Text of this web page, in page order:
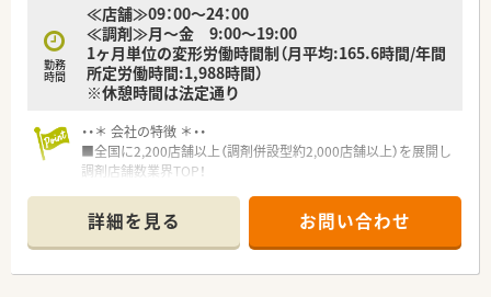
勤務
時間
≪店舗≫09：00～24：00
≪調剤≫月～金 9:00～19:00
1ヶ月単位の変形労働時間制（月平均:165.6時間/年間
所定労働時間:1,988時間）
※休憩時間は法定通り
・・＊ 会社の特徴 ＊・・
■全国に2,200店舗以上（調剤併設型約2,000店舗以上）を展開し
調剤店舗数業界TOP！
頑張り次第で高給与も可能！
■経験や勤務コースによりますが、経験の少ない方でも500万前
半スタートと業界TOP水準！
■職種や職域に合わせ、豊富な社内研修や外部組織と連携した研
詳細を見る お問い合わせ